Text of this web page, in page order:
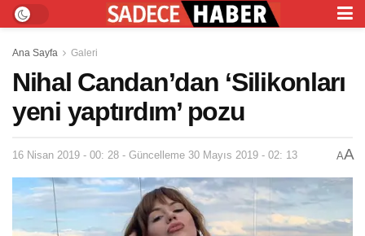
Ana Sayfa Galeri
Nihal Candan’dan ‘Silikonları
yeni yaptırdım’ pozu
16 Nisan 2019 - 00: 28 - Güncelleme 30 Mayıs 2019 - 02: 13 AA